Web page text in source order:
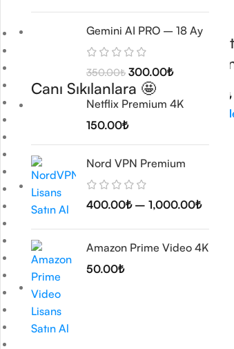
Gemini AI PRO – 18 Ay
350.00₺ 300.00₺
Canı Sıkılanlara 🤩
Netflix Premium 4K
150.00₺
Nord VPN Premium
400.00₺ – 1,000.00₺
Amazon Prime Video 4K
50.00₺
Antivirüs & VPN Lisansları
Antivirüs Yazılımları
VPN Yazılımları
E-Posta Servisleri
Eğitim ve Öğrenme Araçları
Office 365
Pro Plus BIND Mac
Pro Plus BIND Windows
Pro Plus Retail
Visio
Programlar
Autodesk Programları
CorelDRAW Programları
MacOS
Windows
₺